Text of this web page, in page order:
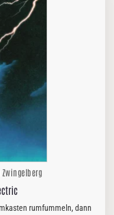
Zwingelberg
rumfummeln, dann